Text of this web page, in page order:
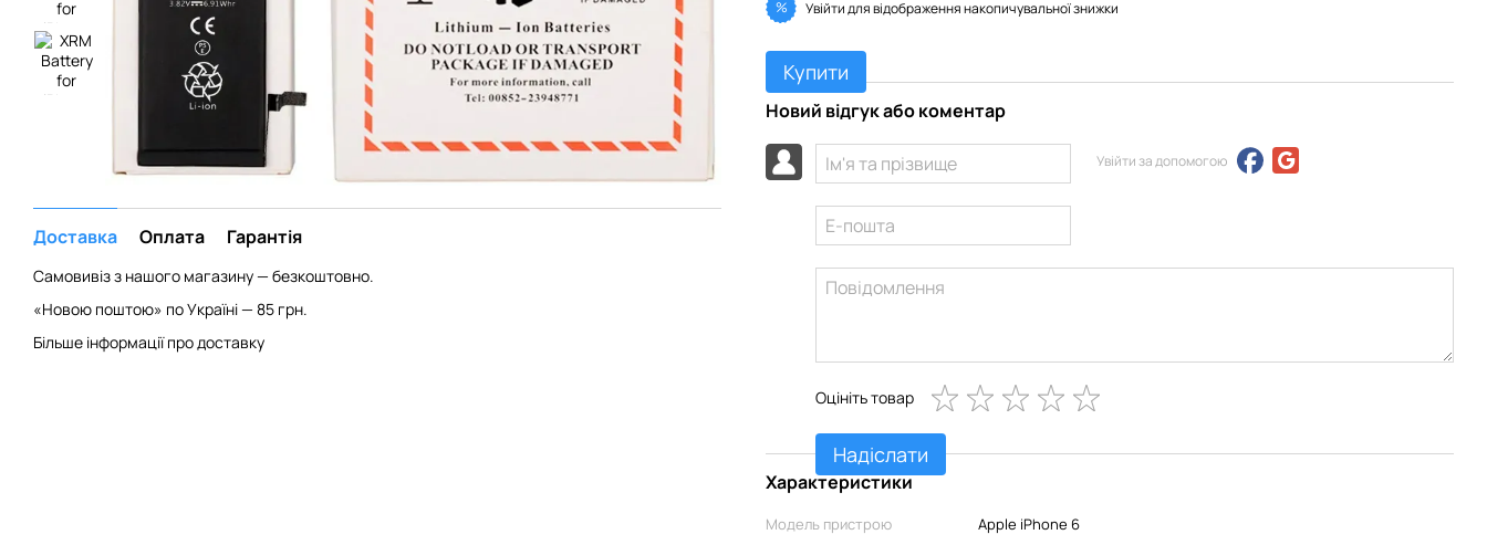
Доставка Оплата Гарантія
Самовивіз з нашого магазину — безкоштовно.
«Новою поштою» по Україні — 85 грн.
Більше інформації про доставку
% Увійтидля відображення накопичувальної знижки
Купити
Новий відгук або коментар
Увійти за допомогою
Оцініть товар
Надіслати
Характеристики
Модель пристрою
Apple iPhone 6